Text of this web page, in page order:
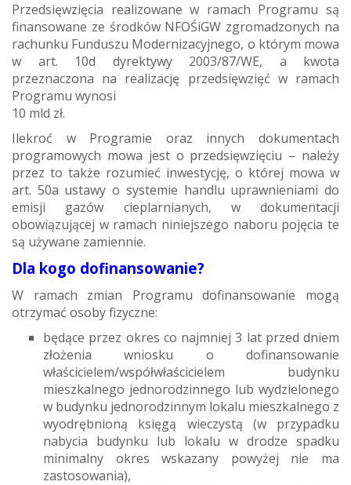
Przedsięwzięcia realizowane w ramach Programu są
finansowane ze środków NFOŚiGW zgromadzonych na
rachunku Funduszu Modernizacyjnego, o którym mowa
w art. 10d dyrektywy 2003/87/WE, a kwota
przeznaczona na realizację przedsięwzięć w ramach
Programu wynosi
10 mld zł.
Ilekroć w Programie oraz innych dokumentach
programowych mowa jest o przedsięwzięciu – należy
przez to także rozumieć inwestycję, o której mowa w
art. 50a ustawy o systemie handlu uprawnieniami do
emisji gazów cieplarnianych, w dokumentacji
obowiązującej w ramach niniejszego naboru pojęcia te
są używane zamiennie.
Dla kogo dofinansowanie?
W ramach zmian Programu dofinansowanie mogą
otrzymać osoby fizyczne:
będące przez okres co najmniej 3 lat przed dniem
złożenia wniosku o dofinansowanie
właścicielem/współwłaścicielem budynku
mieszkalnego jednorodzinnego lub wydzielonego
w budynku jednorodzinnym lokalu mieszkalnego z
wyodrębnioną księgą wieczystą (w przypadku
nabycia budynku lub lokalu w drodze spadku
minimalny okres wskazany powyżej nie ma
zastosowania),